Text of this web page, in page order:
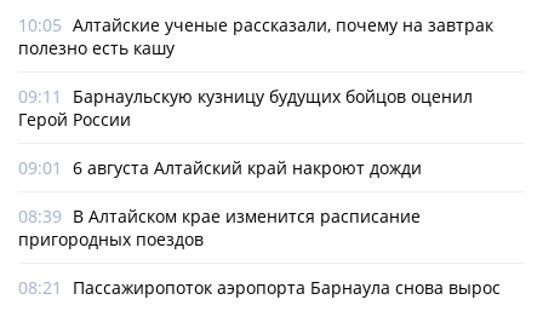
10:05 Алтайские ученые рассказали, почему на завтрак
полезно есть кашу
09:11
Барнаульскую кузницу будущих бойцов оценил
Герой России
09:01 6 августа Алтайский край накроют дожди
08:39 В Алтайском крае изменится расписание
пригородных поездов
08:21 Пассажиропоток аэропорта Барнаула снова вырос